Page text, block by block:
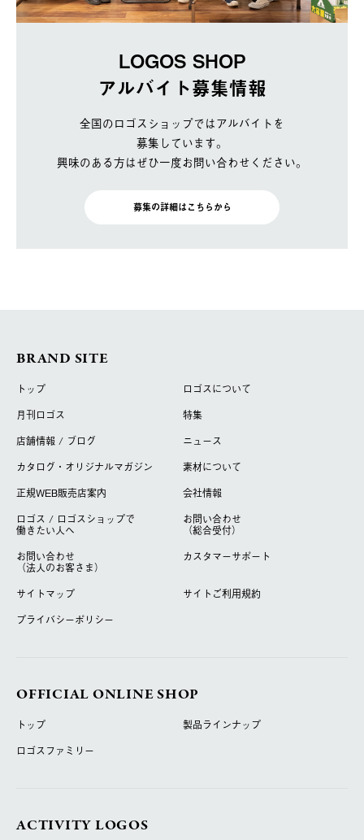
LOGOS SHOP
アルバイト募集情報
全国のロゴスショップではアルバイトを
募集しています。
興味のある方はぜひ一度お問い合わせください。
募集の詳細はこちらから
BRAND SITE
トップ
ロゴスについて
月刊ロゴス
特集
店舗情報 / ブログ
ニュース
カタログ・オリジナルマガジン
素材について
正規WEB販売店案内
会社情報
ロゴス / ロゴスショップで
働きたい人へ
お問い合わせ
（総合受付）
お問い合わせ
（法人のお客さま）
カスタマーサポート
サイトマップ
サイトご利用規約
プライバシーポリシー
OFFICIAL ONLINE SHOP
トップ
製品ラインナップ
ロゴスファミリー
ACTIVITY LOGOS